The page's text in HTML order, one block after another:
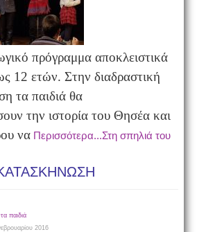
πρόγραμμα αποκλειστικά
12 ετών. Στην διαδραστική
τα παιδιά θα
την ιστορία του Θησέα και
να Περισσότερα...Στη σπηλιά του
παιδιά
2016